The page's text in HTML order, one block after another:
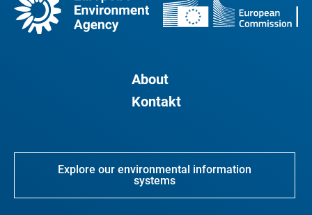
About
Kontakt
Explore our environmental information
systems